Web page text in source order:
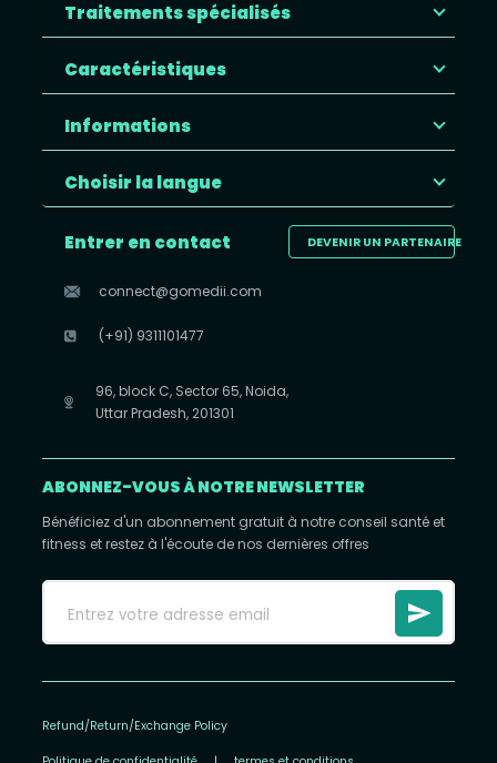
Traitements spécialisés
Caractéristiques
Informations
Choisir la langue
DEVENIR UN PARTENAIRE
Entrer en contact
connect@gomedii.com
(+91) 9311101477
96, block C, Sector 65, Noida,
Uttar Pradesh, 201301
ABONNEZ-VOUS À NOTRE NEWSLETTER
Bénéficiez d'un abonnement gratuit à notre conseil santé et
fitness et restez à l'écoute de nos dernières offres
Refund/Return/Exchange Policy